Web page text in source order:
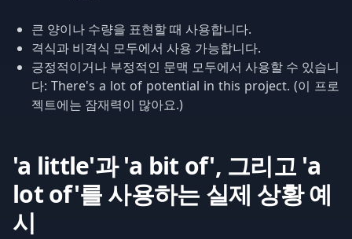
큰 양이나 수량을 표현할 때 사용합니다.
격식과 비격식 모두에서 사용 가능합니다.
긍정적이거나 부정적인 문맥 모두에서 사용할 수 있습니
다: There's a lot of potential in this project. (이 프로
젝트에는 잠재력이 많아요.)
'a little'과 'a bit of', 그리고 'a
lot of'를 사용하는 실제 상황 예
시